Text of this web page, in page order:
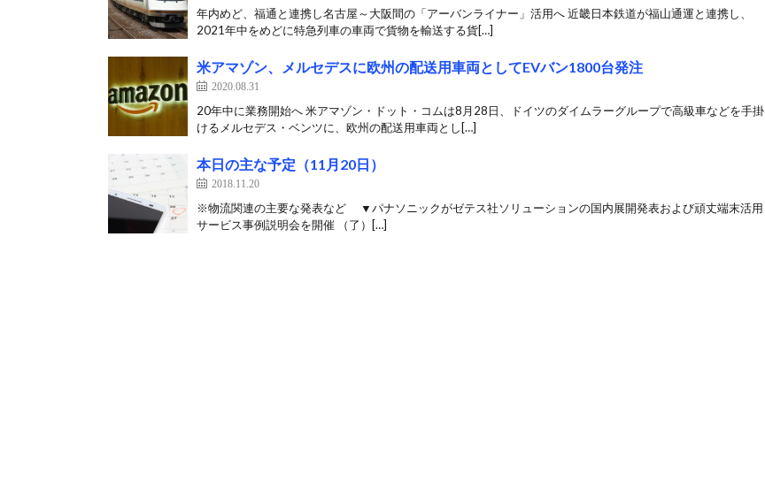
年内めど、福通と連携し名古屋～大阪間の「アーバンライナー」活用へ 近畿日本鉄道が福山通運と連携し、
2021年中をめどに特急列車の車両で貨物を輸送する貨[…]
米アマゾン、メルセデスに欧州の配送用車両としてEVバン1800台発注
2020.08.31
20年中に業務開始へ 米アマゾン・ドット・コムは8月28日、ドイツのダイムラーグループで高級車などを手掛
けるメルセデス・ベンツに、欧州の配送用車両とし[…]
本日の主な予定（11月20日）
2018.11.20
※物流関連の主要な発表など ▼パナソニックがゼテス社ソリューションの国内展開発表および頑丈端末活用
サービス事例説明会を開催 （了）[…]